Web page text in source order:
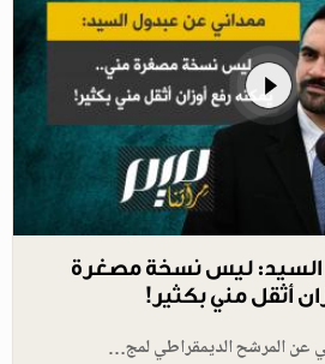
ليس نسخة مصغرة
أثقل مني بكثير!
عن المرشح الديمقراطي لمج…